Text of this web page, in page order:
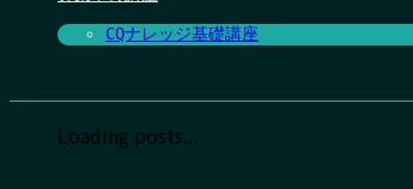
CQナレッジ基礎講座
Loading posts...